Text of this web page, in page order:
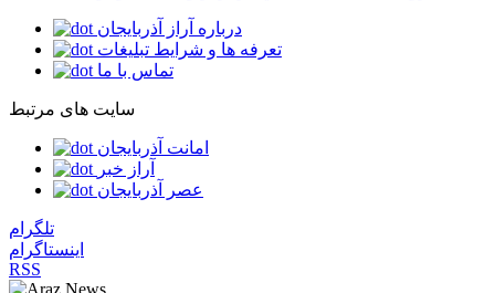
درباره آراز آذربایجان
تعرفه ها و شرایط تبلیغات
تماس با ما
سایت های مرتبط
امانت آذربایجان
آراز خبر
عصر آذربایجان
تلگرام
اینستاگرام
RSS